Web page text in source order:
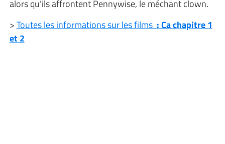
alors qu’ils affrontent Pennywise, le méchant clown.
>Toutes les informations sur les films : Ca chapitre 1
et 2